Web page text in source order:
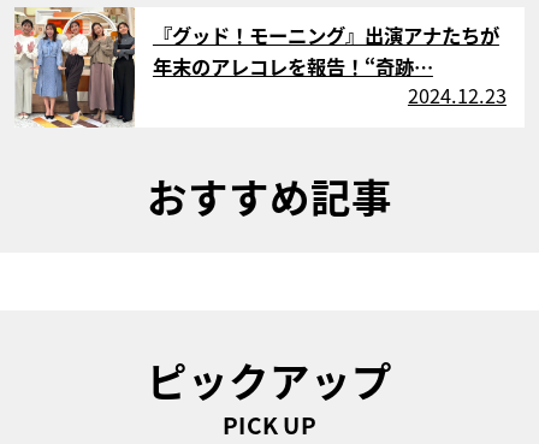
サムネイル
『グッド！モーニング』出演アナたちが
年末のアレコレを報告！“奇跡…
2024.12.23
おすすめ記事
ピックアップ
PICK UP